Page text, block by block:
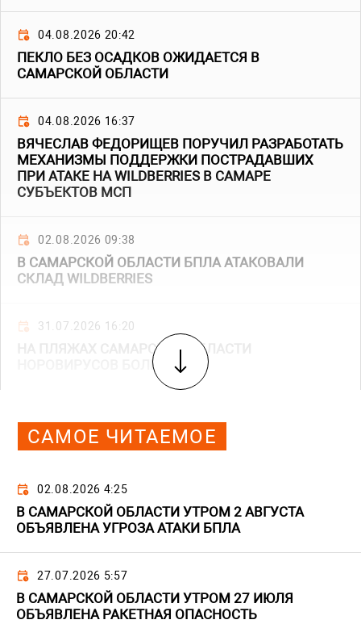
04.08.2026 20:42
ПЕКЛО БЕЗ ОСАДКОВ ОЖИДАЕТСЯ В
САМАРСКОЙ ОБЛАСТИ
04.08.2026 16:37
ВЯЧЕСЛАВ ФЕДОРИЩЕВ ПОРУЧИЛ РАЗРАБОТАТЬ
МЕХАНИЗМЫ ПОДДЕРЖКИ ПОСТРАДАВШИХ
ПРИ АТАКЕ НА WILDBERRIES В САМАРЕ
СУБЪЕКТОВ МСП
02.08.2026 09:38
В САМАРСКОЙ ОБЛАСТИ БПЛА АТАКОВАЛИ
СКЛАД WILDBERRIES
31.07.2026 16:20
НА ПЛЯЖАХ САМАРСКОЙ ОБЛАСТИ
НОРОВИРУСОВ БОЛЬШЕ НЕТ
САМОЕ ЧИТАЕМОЕ
02.08.2026 4:25
В САМАРСКОЙ ОБЛАСТИ УТРОМ 2 АВГУСТА
ОБЪЯВЛЕНА УГРОЗА АТАКИ БПЛА
27.07.2026 5:57
В САМАРСКОЙ ОБЛАСТИ УТРОМ 27 ИЮЛЯ
ОБЪЯВЛЕНА РАКЕТНАЯ ОПАСНОСТЬ